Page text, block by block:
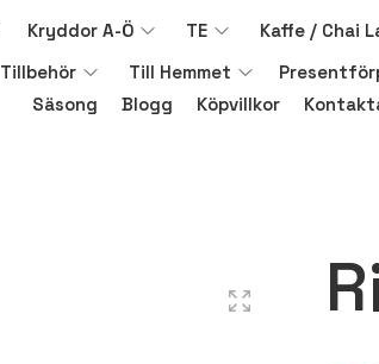
Kryddor A-Ö TE Kaffe / Chai
Tillbehör Till Hemmet
Säsong
Blogg Köpvillkor